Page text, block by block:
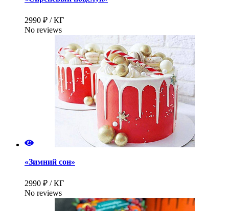
2990 ₽ / КГ
No reviews
«Зимний сон»
2990 ₽ / КГ
No reviews